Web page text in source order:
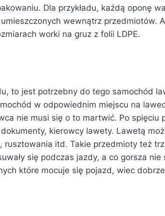
Dla przykładu, każdą oponę
wewnątrz przedmiotów.
worki na gruz z folii LDPE.
to jest potrzebny do tego samochód
w odpowiednim miejscu na
nie musi się o to martwić. Po
kierowcy lawety. Lawetą
itd. Takie przedmioty też
się podczas jazdy, a co gorsza
które mocuje się pojazd, wiec